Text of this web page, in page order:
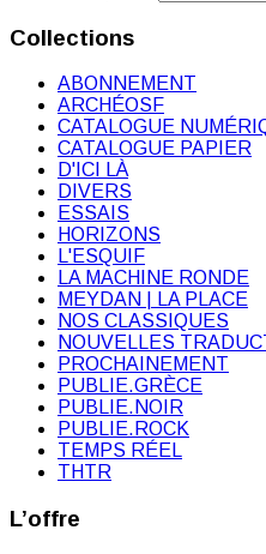
Collections
ABONNEMENT
ARCHÉOSF
CATALOGUE
CATALOGUE PAPIER
D'ICI LÀ
DIVERS
ESSAIS
HORIZONS
L'ESQUIF
LA MACHINE RONDE
MEYDAN | LA PLACE
NOS CLASSIQUES
NOUVELLES
PROCHAINEMENT
PUBLIE.GRÈCE
PUBLIE.NOIR
PUBLIE.ROCK
TEMPS RÉEL
THTR
L’offre